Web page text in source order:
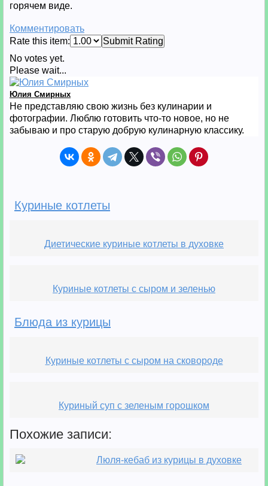
горячем виде.
Комментировать
Rate this item:
Submit Rating
No votes yet.
Please wait...
Юлия Смирных
Не представляю свою жизнь без кулинарии и
фотографии. Люблю готовить что-то новое, но не
забываю и про старую добрую кулинарную классику.
Куриные котлеты
Диетические куриные котлеты в духовке
Куриные котлеты с сыром и зеленью
Блюда из курицы
Куриные котлеты с сыром на сковороде
Куриный суп с зеленым горошком
Похожие записи:
Люля-кебаб из курицы в духовке